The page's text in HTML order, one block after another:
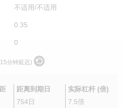
不适用/不适用
0.35
0
分钟延迟)
距离到期日
754日
实际杠杆 (倍)
7.5倍